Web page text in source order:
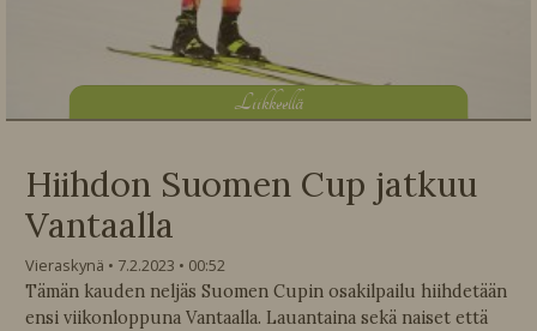
Liikkeellä
Hiihdon Suomen Cup jatkuu
Vantaalla
Vieraskynä 7.2.2023
00:52
Tämän kauden neljäs Suomen Cupin osakilpailu hiihdetään
ensi viikonloppuna Vantaalla. Lauantaina sekä naiset että